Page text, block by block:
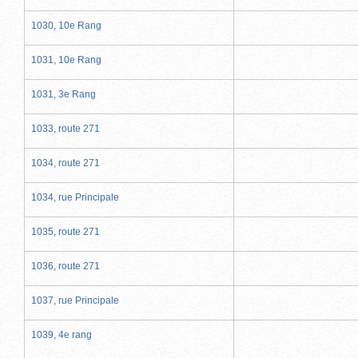
1030, 10e Rang
1031, 10e Rang
1031, 3e Rang
1033, route 271
1034, route 271
1034, rue Principale
1035, route 271
1036, route 271
1037, rue Principale
1039, 4e rang